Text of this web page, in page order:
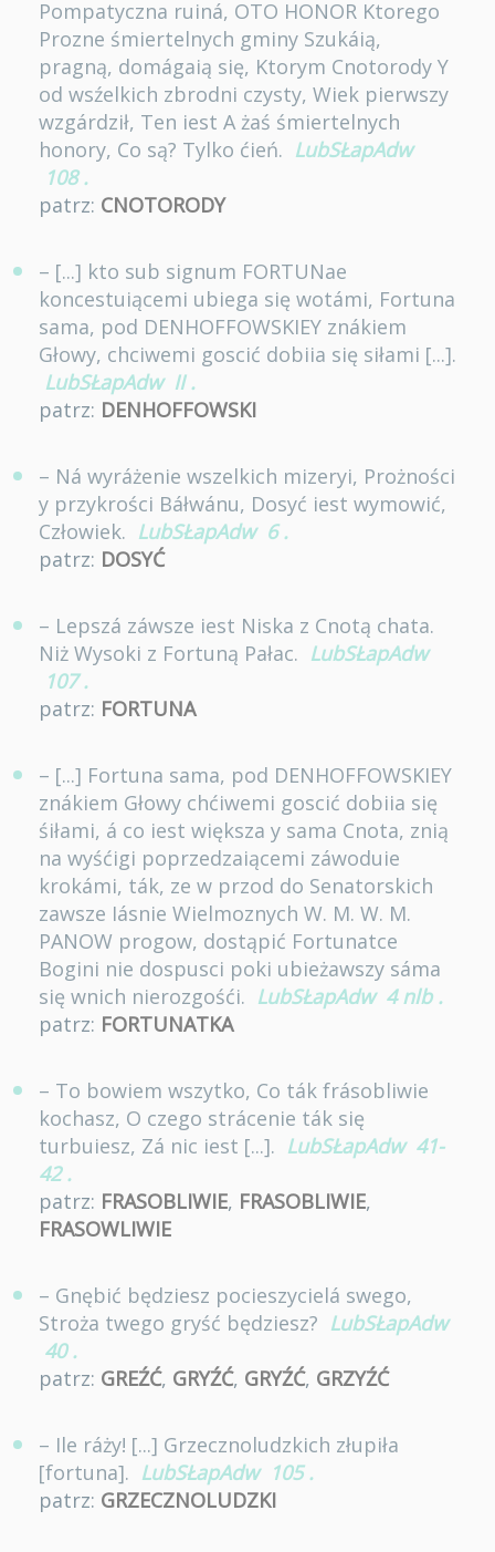
Pompatyczna ruiná, OTO HONOR Ktorego
Prozne śmiertelnych gminy Szukáią,
pragną, domágaią się, Ktorym Cnotorody Y
od wsźelkich zbrodni czysty, Wiek pierwszy
wzgárdził, Ten iest A żaś śmiertelnych
honory, Co są? Tylko ćień. LubSŁapAdw
108 .
patrz: CNOTORODY
– [...] kto sub signum FORTUNae
koncestuiącemi ubiega się wotámi, Fortuna
sama, pod DENHOFFOWSKIEY znákiem
Głowy, chciwemi goscić dobiia się siłami [...].
LubSŁapAdw II .
patrz: DENHOFFOWSKI
– Ná wyráżenie wszelkich mizeryi, Prożności
y przykrości Báłwánu, Dosyć iest wymowić,
Człowiek. LubSŁapAdw 6 .
patrz: DOSYĆ
– Lepszá záwsze iest Niska z Cnotą chata.
Niż Wysoki z Fortuną Pałac. LubSŁapAdw
107 .
patrz: FORTUNA
– [...] Fortuna sama, pod DENHOFFOWSKIEY
znákiem Głowy chćiwemi goscić dobiia się
śiłami, á co iest większa y sama Cnota, znią
na wyśćigi poprzedzaiącemi záwoduie
krokámi, ták, ze w przod do Senatorskich
zawsze Iásnie Wielmoznych W. M. W. M.
PANOW progow, dostąpić Fortunatce
Bogini nie dospusci poki ubieżawszy sáma
się wnich nierozgośći. LubSŁapAdw 4 nlb .
patrz: FORTUNATKA
– To bowiem wszytko, Co ták frásobliwie
kochasz, O czego strácenie ták się
turbuiesz, Zá nic iest [...]. LubSŁapAdw 41-
42 .
patrz: FRASOBLIWIE, FRASOBLIWIE,
FRASOWLIWIE
– Gnębić będziesz pocieszycielá swego,
Stroża twego gryść będziesz? LubSŁapAdw
40 .
patrz: GREŹĆ, GRYŹĆ, GRYŹĆ, GRZYŹĆ
– Ile ráży! [...] Grzecznoludzkich złupiła
[fortuna]. LubSŁapAdw 105 .
patrz: GRZECZNOLUDZKI